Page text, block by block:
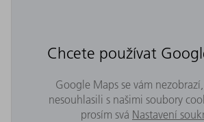
Chcete používat
Google Maps se vám
nesouhlasili s našimi soubory
prosím svá Nastavení